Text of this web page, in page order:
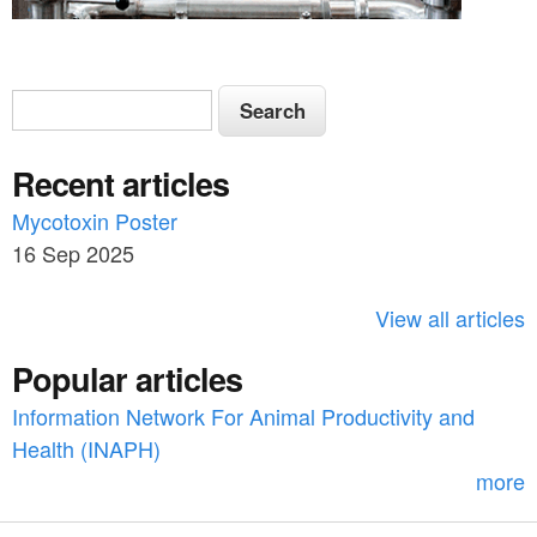
n
r
r
e
F
o
(
n
g
s
S
e
a
r
c
o
r
S
e
r
c
h
Recent articles
Mycotoxin Poster
16 Sep 2025
View all articles
Popular articles
Information Network For Animal Productivity and
Health (INAPH)
more